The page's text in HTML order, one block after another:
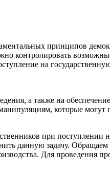
принципов
контролировать
на
а также на
которые
при
данную задачу.
Для проведения